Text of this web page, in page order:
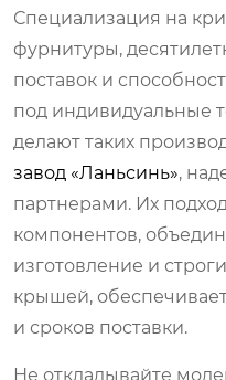
Специализация на
фурнитуры,
поставок и
под индивидуальные
делают таких
завод «Ланьсинь»,
партнерами. Их
компонентов,
изготовление и
крышей,
и сроков поставки.
Не откладывайте